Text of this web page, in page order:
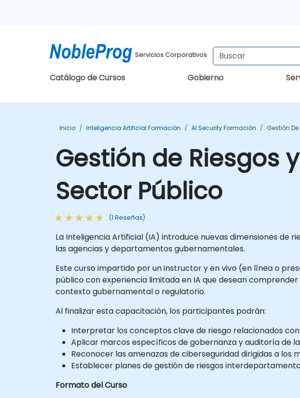
Servicios Corporativos
Catálogo de Cursos Gobierno
Inicio Inteligencia Artificial Formación AI Security Formación Gestión
Gestión de Riesgos
Sector Público
(1 Reseñas)
La Inteligencia Artificial (IA) introduce nuevas dimensiones de
las agencias y departamentos gubernamentales.
Este curso impartido por un instructor y en vivo (en línea o
público con experiencia limitada en IA que desean
contexto gubernamental o regulatorio.
Al finalizar esta capacitación, los participantes podrán:
Interpretar los conceptos clave de riesgo relacionados
Aplicar marcos específicos de gobernanza y auditoría de la
Reconocer las amenazas de ciberseguridad dirigidas a los
Establecer planes de gestión de riesgos
Formato del Curso